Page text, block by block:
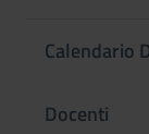
Calendario
Docenti